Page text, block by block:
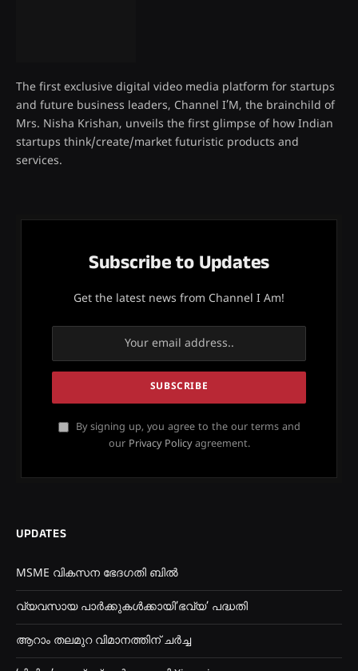
The first exclusive digital video media platform for startups
and future business leaders, Channel I’M, the brainchild of
Mrs. Nisha Krishan, unveils the first glimpse of how Indian
startups think/create/market futuristic products and
services.
Subscribe to Updates
Get the latest news from Channel I Am!
By signing up, you agree to the our terms and
our Privacy Policyagreement.
UPDATES
MSME വികസന ഭേദഗതി ബിൽ
വ്യവസായ പാർക്കുകൾക്കായി’ഭവ്യ’ പദ്ധതി
ആറാം തലമുറ വിമാനത്തിന് ചർച്ച